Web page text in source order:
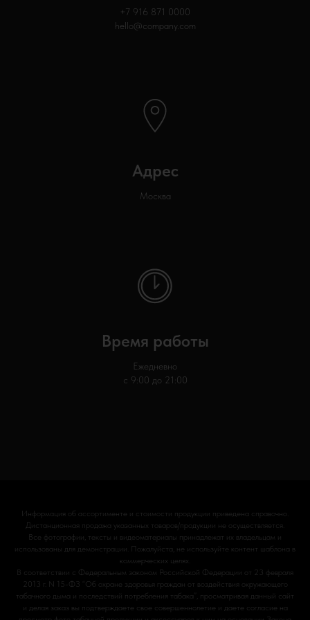
+7 916 871 0000
hello@company.com
Адрес
Москва
Время работы
Ежедневно
с 9:00 до 21:00
Информация об ассортименте и стоимости продукции приведена справочно.
Дистанционная продажа указанных товаров/продукции не осуществляется.
Все фотографии, тексты и видеоматериалы принадлежат их владельцам и
использованы для демонстрации. Пожалуйста, не используйте контент шаблона в
коммерческих целях.
В соответствии с Федеральным законом Российской Федерации от 23 февраля
2013 г. N 15-ФЗ “Об охране здоровья граждан от воздействия окружающего
табачного дыма и последствий потребления табака”, просматривая данный сайт
и делая заказ вы подтверждаете свое совершеннолетие и даете согласие на